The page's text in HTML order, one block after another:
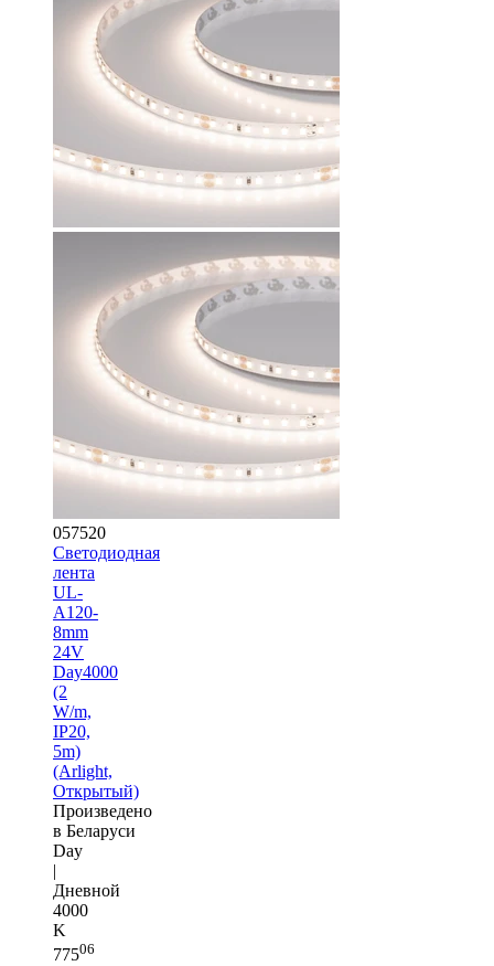
057520
Светодиодная
лента
UL-
A120-
8mm
24V
Day4000
(2
W/m,
IP20,
5m)
(Arlight,
Открытый)
Произведено
в Беларуси
Day
|
Дневной
4000
K
77506